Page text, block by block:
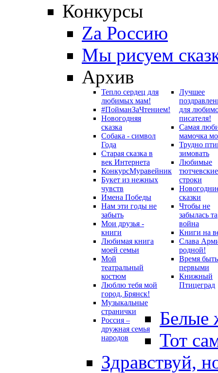
Конкурсы
Zа Россию
Мы рисуем
Архив
Тепло сердец для
любимых мам!
#ПойманЗаЧтением!
Новогодняя
сказка
Собака - символ
Года
Старая сказка в
век Интернета
КонкурсМуравейник
Букет из нежных
чувств
Имена Победы
Нам эти годы не
забыть
Мои друзья -
книги
Любимая книга
моей семьи
Мой
театральный
костюм
Люблю тебя мой
город, Брянск!
Музыкальные
странички
Россия –
дружная семья
народов
Лучшее
для
писателя!
Самая
мамочка
Трудно
зимовать
Любимые
тютчевские
строки
сказки
Чтобы не
забылась та
война
Книги на
Слава
родной!
Время быть
первыми
Книжный
Птицеград
Белые
Тот
Здравствуй,